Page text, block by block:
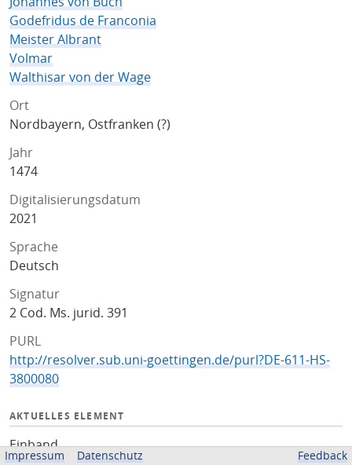
Godefridus de Franconia
Meister Albrant
Volmar
Walthisar von der Wage
Ort
Nordbayern, Ostfranken (?)
Jahr
1474
Digitalisierungsdatum
2021
Sprache
Deutsch
Signatur
2 Cod. Ms. jurid. 391
PURL
http://resolver.sub.uni-goettingen.de/purl?DE-611-HS-
3800080
AKTUELLES ELEMENT
Einband
Impressum Datenschutz Feedback